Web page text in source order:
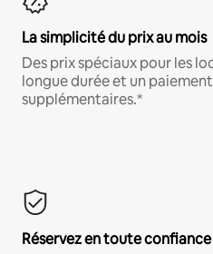
La simplicité du prix au mois
Des prix spéciaux pour les
longue durée et un
supplémentaires.*
Réservez en toute confiance